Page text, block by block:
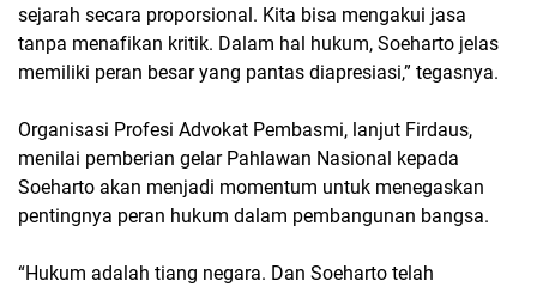
sejarah secara proporsional. Kita bisa mengakui jasa
tanpa menafikan kritik. Dalam hal hukum, Soeharto jelas
memiliki peran besar yang pantas diapresiasi,” tegasnya.
Organisasi Profesi Advokat Pembasmi, lanjut Firdaus,
menilai pemberian gelar Pahlawan Nasional kepada
Soeharto akan menjadi momentum untuk menegaskan
pentingnya peran hukum dalam pembangunan bangsa.
“Hukum adalah tiang negara. Dan Soeharto telah